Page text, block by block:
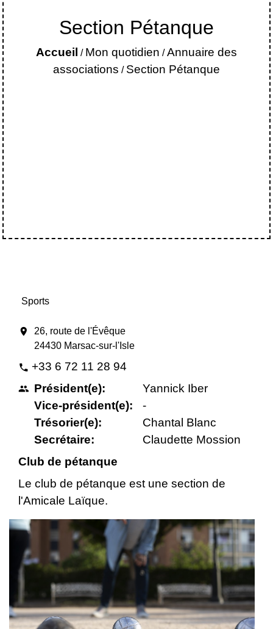
Section Pétanque
Accueil / Mon quotidien /Annuaire des
associations / Section Pétanque
Sports
location_on
26, route de l'Évêque
24430 Marsac-sur-l'Isle
phone +33 6 72 11 28 94
people Président(e):
Vice-président(e):
Trésorier(e):
Secrétaire:
Yannick Iber
-
Chantal Blanc
Claudette Mossion
Club de pétanque
Le club de pétanque est une section de
l'Amicale Laïque.